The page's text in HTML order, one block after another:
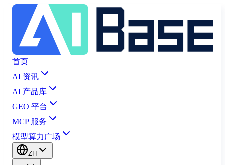
首页
AI 资讯
AI 产品库
GEO 平台
MCP 服务
模型算力广场
ZH